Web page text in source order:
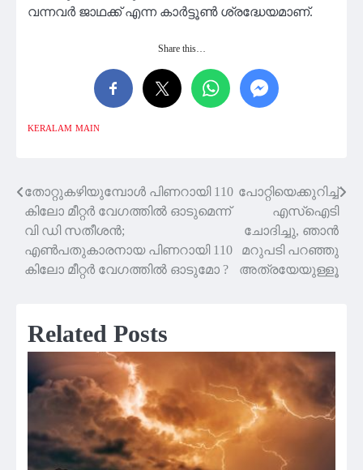
വന്നവർ ജാഥക്ക് എന്ന കാർട്ടൂൺ ശ്രദ്ധേയമാണ്.
Share this…
KERALAM MAIN
Post
navigation
തോറ്റുകഴിയുമ്പോള്‍ പിണറായി 110
കിലോ മീറ്റർ വേഗത്തിൽ ഓടുമെന്ന്
വി ഡി സതീശൻ;
എൺപതുകാരനായ പിണറായി 110
കിലോ മീറ്റർ വേഗത്തിൽ ഓടുമോ ?
പോറ്റിയെക്കുറിച്ച്
എസ്‌ഐടി
ചോദിച്ചു, ഞാൻ
മറുപടി പറഞ്ഞു
അത്രയേയുള്ളൂ
Related Posts